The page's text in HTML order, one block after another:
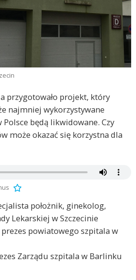
przygotowało projekt, który
najmniej wykorzystywane
Polsce będą likwidowane. Czy
może okazać się korzystna dla
położnik, ginekolog,
Lekarskiej w Szczecinie
powiatowego szpitala w
Zarządu szpitala w Barlinku